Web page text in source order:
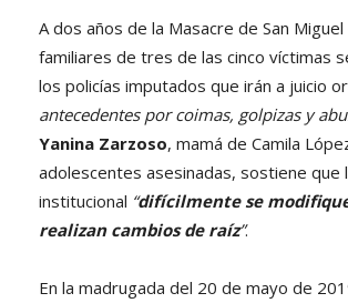
A dos años de la Masacre de San
familiares de tres de las cinco víctimas
los policías imputados que irán a juicio
antecedentes por coimas, golpizas y
Yanina Zarzoso, mamá de Camila
adolescentes asesinadas, sostiene que
institucional “difícilmente se
realizan cambios de raíz”.
En la madrugada del 20 de mayo de